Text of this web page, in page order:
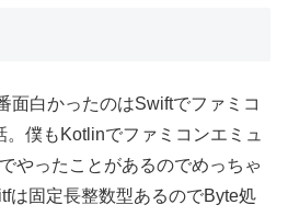
面白かったのはSwiftでファミコ
僕もKotlinでファミコンエミュ
やったことがあるのでめっちゃ
は固定長整数型あるのでByte処